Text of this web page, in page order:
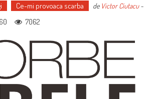
Ce-mi provoaca scarba de Victor Ciutacu-
60 7062